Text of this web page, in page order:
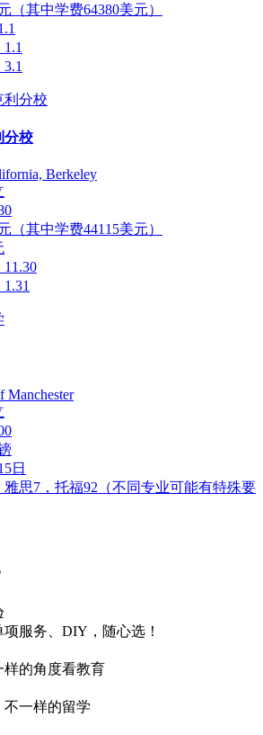
（其中学费64380美元）
分校
Berkeley
（其中学费44115美元）
Manchester
日
思7，托福92（不同专业可能有特殊要
服务、DIY，随心选！
的角度看教育
一样的留学